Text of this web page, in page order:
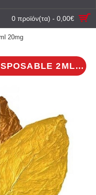
0 προϊόν(τα) - 0,00€
20mg
XO HAVANA RETTO DISPOSABLE 2ML 20MG